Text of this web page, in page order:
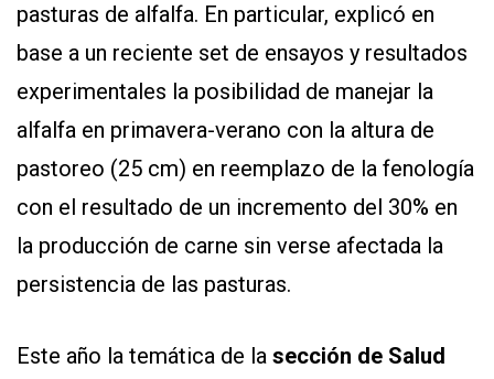
pasturas de alfalfa. En particular, explicó en
base a un reciente set de ensayos y resultados
experimentales la posibilidad de manejar la
alfalfa en primavera-verano con la altura de
pastoreo (25 cm) en reemplazo de la fenología
con el resultado de un incremento del 30% en
la producción de carne sin verse afectada la
persistencia de las pasturas.
Este año la temática de la sección de Salud